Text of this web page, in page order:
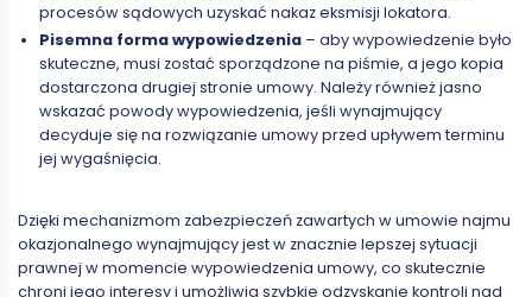
procesów sądowych uzyskać nakaz eksmisji lokatora.
Pisemna forma wypowiedzenia– aby wypowiedzenie było
skuteczne, musi zostać sporządzone na piśmie, a jego kopia
dostarczona drugiej stronie umowy. Należy również jasno
wskazać powody wypowiedzenia, jeśli wynajmujący
decyduje się na rozwiązanie umowy przed upływem terminu
jej wygaśnięcia.
Dzięki mechanizmom zabezpieczeń zawartych w umowie najmu
okazjonalnego wynajmujący jest w znacznie lepszej sytuacji
prawnej w momencie wypowiedzenia umowy, co skutecznie
chroni jego interesy i umożliwia szybkie odzyskanie kontroli nad